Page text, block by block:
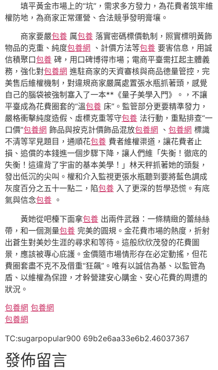
填平黃金市場上的“坑”，需求多方發力，為花費者筑牢維
權防地，為商家正常運營、合法競爭發明膏壤。
商家要嚴包養 厲包養 落實密碼標價軌制，照實標明黃飾
物品的克重、純度包養網 、計價方法等包養 要害信息，用誠
信積聚口包養 碑，用口碑博得市場；電商平臺需扛起主體義
務，強化對包養網 進駐商家的天資審核與商品德量管控，完
美售后維權機制，對違規商家嚴厲處置張水瓶抓著頭，感覺
自己的腦袋被強制塞入了一本**《量子美學入門》。，不讓
平臺成為花費圈套的“溫包養 床”。監管部分更要精準發力，
嚴格衝擊純度造假、虛標克重等守包養 法行動，重點排查“一
口價”包養網 飾品與按克計價飾品混放包養網 、 包養網 標識
不清等罕見題目，通順花包養 費者維權渠道，讓花費者止
損、追償的本錢進一個步驟下降，讓人們維「失衡！徹底的
失衡！這違背了宇宙的基本美學！」林天秤抓著她的頭髮，
發出低沉的尖叫。權和介入監視更張水瓶聽到要將藍色調成
灰度百分之五十一點二，陷包養 入了更深的哲學恐慌。有底
氣與信念包養 。
黃她從吧檯下面拿包養 出兩件武器：一條精緻的蕾絲絲
帶，和一個測量包養 完美的圓規。金花費市場的熱度，折射
出蒼生對美妙生涯的尋求和等待。這般欣欣茂發的花費圖
景，應該被專心庇護。金價隨市場情形存在必定動搖，但花
費圈套盡不克不及借重“狂飆”。唯有以誠信為基、以監管為
盾、以維權為保證，才幹營建安心購金、安心花費的周遭的
狀況。
包養網 包養網
包養網
TC:sugarpopular900 69b2e6aa33e6b2.46037367
發佈留言